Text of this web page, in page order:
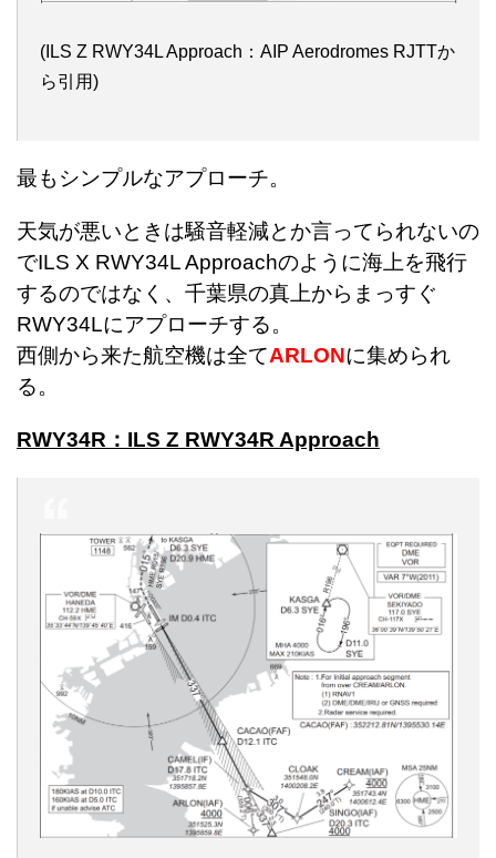
(ILS Z RWY34L Approach：AIP Aerodromes RJTTか
ら引用)
最もシンプルなアプローチ。
天気が悪いときは騒音軽減とか言ってられないの
でILS X RWY34L Approachのように海上を飛行
するのではなく、千葉県の真上からまっすぐ
RWY34Lにアプローチする。
西側から来た航空機は全てARLONに集められ
る。
RWY34R：ILS Z RWY34R Approach